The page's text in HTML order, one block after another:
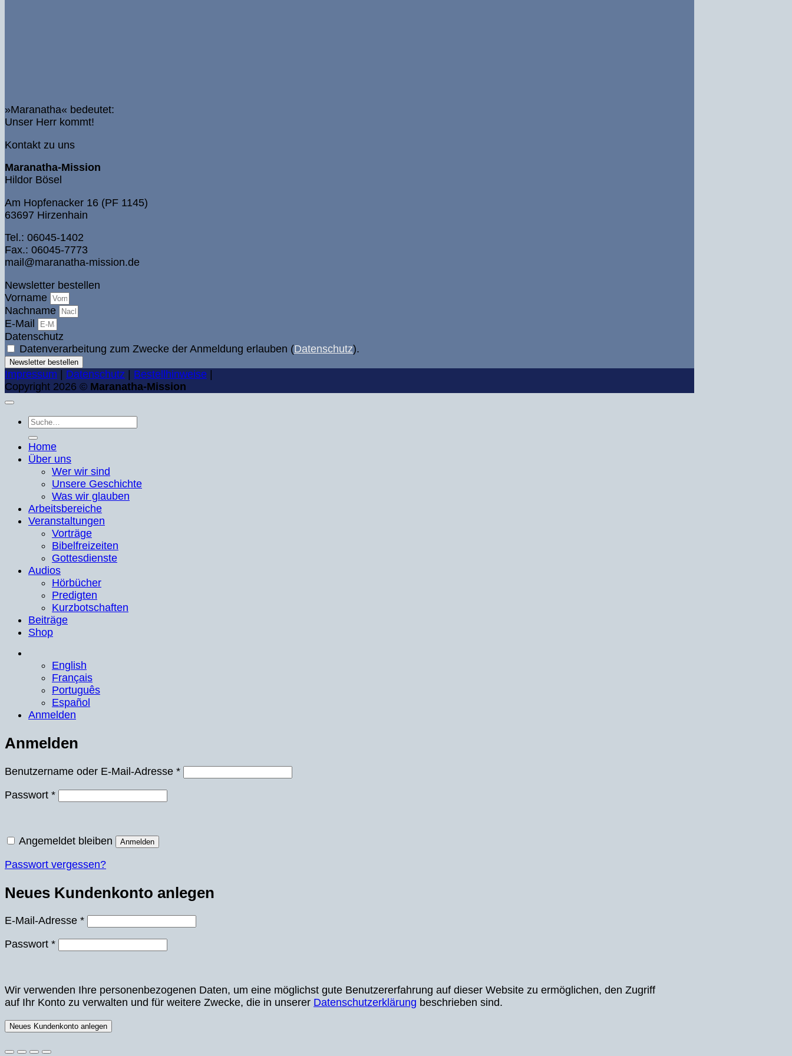
»Maranatha« bedeutet:
Unser Herr kommt!
Kontakt zu uns
Maranatha-Mission
Hildor Bösel
Am Hopfenacker 16 (PF 1145)
63697 Hirzenhain
Tel.: 06045-1402
Fax.: 06045-7773
mail@maranatha-mission.de
Newsletter bestellen
Vorname
Nachname
E-Mail
Datenschutz
Datenverarbeitung zum Zwecke der Anmeldung erlauben (Datenschutz).
Newsletter bestellen
Impressum | Datenschutz | Bestellhinweise |
Copyright 2026 © Maranatha-Mission
Suche
nach:
Home
Über uns
Wer wir sind
Unsere Geschichte
Was wir glauben
Arbeitsbereiche
Veranstaltungen
Vorträge
Bibelfreizeiten
Gottesdienste
Audios
Hörbücher
Predigten
Kurzbotschaften
Beiträge
Shop
English
Français
Português
Español
Anmelden
Anmelden
Benutzername oder E-Mail-Adresse *Erforderlich
Passwort *Erforderlich
Angemeldet bleiben Anmelden
Passwort vergessen?
Neues Kundenkonto anlegen
E-Mail-Adresse *Erforderlich
Passwort *Erforderlich
Wir verwenden Ihre personenbezogenen Daten, um eine möglichst gute Benutzererfahrung auf dieser Website zu ermöglichen, den Zugriff
auf Ihr Konto zu verwalten und für weitere Zwecke, die in unserer Datenschutzerklärung beschrieben sind.
Neues Kundenkonto anlegen